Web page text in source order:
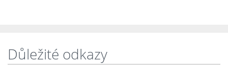
Důležité odkazy